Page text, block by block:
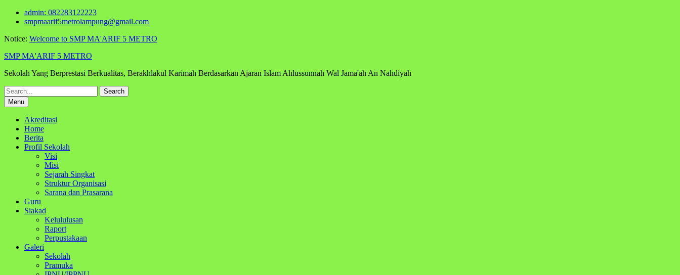
Skip
admin: 082283122223
smpmaarif5metrolampung@gmail.com
Notice: Welcome to SMP MA'ARIF 5 METRO
SMP MA'ARIF 5 METRO
Sekolah Yang Berprestasi Berkualitas, Berakhlakul Karimah Berdasarkan Ajaran Islam Ahlussunnah Wal Jama'ah An Nahdiyah
Search
for:Menu
Akreditasi
Home
Berita
Profil Sekolah
Visi
Misi
Sejarah Singkat
Struktur Organisasi
Sarana dan Prasarana
Guru
Siakad
Kelululusan
Raport
Perpustakaan
Galeri
Sekolah
Pramuka